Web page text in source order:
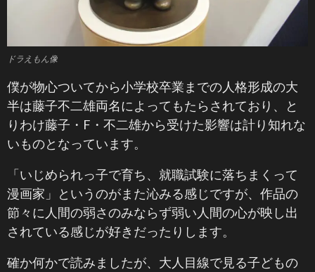
ドラえもん像
僕が物心ついてから小学校卒業までの人格形成の大
半は藤子不二雄両名によってもたらされており、と
りわけ藤子・F・不二雄から受けた影響は計り知れな
いものとなっています。
「いじめられっ子で育ち、就職試験に落ちまくって
漫画家」というのがまた沁みる感じですが、作品の
節々に人間の弱さのみならず弱い人間の心が映し出
されている感じが好きだったりします。
確か何かで読みましたが、大人目線で見る子どもの